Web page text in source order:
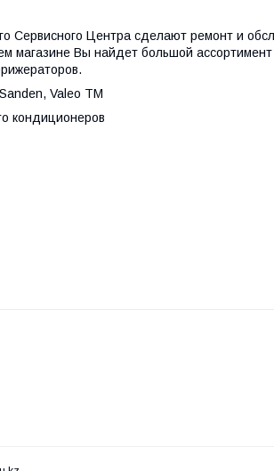
Сервисного Центра сделают ремонт и
магазине Вы найдет большой
Valeo TM
кондиционеров